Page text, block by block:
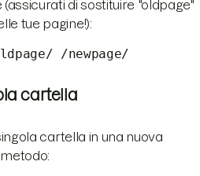
di sostituire "oldpage"
tue pagine!):
/newpage/
cartella
cartella in una nuova